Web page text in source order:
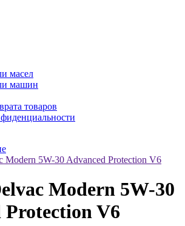
масел
машин
товаров
5W-30 Advanced Protection V6
Modern 5W-30
Protection V6